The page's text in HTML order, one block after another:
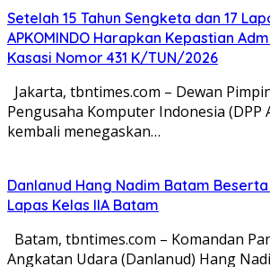
Setelah 15 Tahun Sengketa dan 17
APKOMINDO Harapkan Kepastian
Kasasi Nomor 431 K/TUN/2026
Jakarta, tbntimes.com – Dewan
Pengusaha Komputer Indonesia (DPP
kembali menegaskan…
Danlanud Hang Nadim Batam
Lapas Kelas IIA Batam
Batam, tbntimes.com – Komandan
Angkatan Udara (Danlanud) Hang